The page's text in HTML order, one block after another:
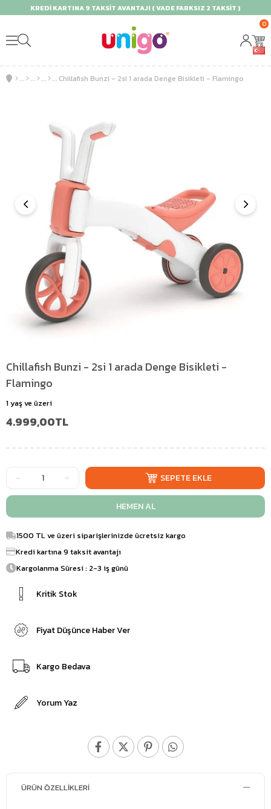
KREDİ KARTINA 9 TAKSİT AVANTAJI ( VADE FARKSIZ 2 TAKSİT )
0
Chillafish Bunzi - 2si 1 arada Denge Bisikleti - Flamingo
Chillafish Bunzi - 2si 1 arada Denge Bisikleti -
Flamingo
1 yaş ve üzeri
4.999,00TL
1500 TL ve üzeri siparişlerinizde ücretsiz kargo
Kredi kartına 9 taksit avantajı
Kargolanma Süresi : 2-3 iş günü
Kritik Stok
Fiyat Düşünce Haber Ver
Kargo Bedava
Yorum Yaz
ÜRÜN ÖZELLIKLERI